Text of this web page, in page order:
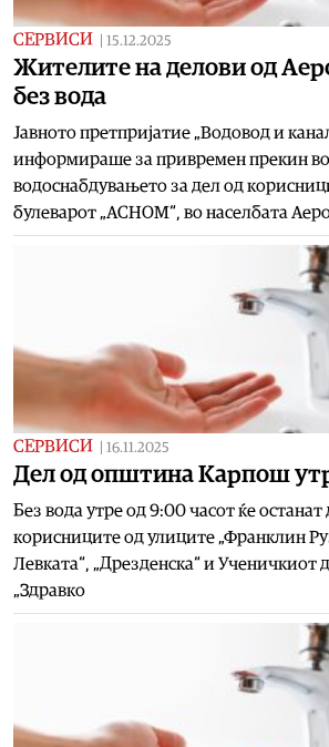
СЕРВИСИ 15.12.2025
Жителите на делови од
без вода
Јавното претпријатие „Водовод и
информираше за привремен прекин во
водоснабдувањето за дел од
булеварот „АСНОМ“, во населбата
СЕРВИСИ 16.11.2025
Дел од општина Карпош
Без вода утре од 9:00 часот ќе останат
корисниците од улиците „Франклин
Левката“, „Дрезденска“ и Ученичкиот
„Здравко